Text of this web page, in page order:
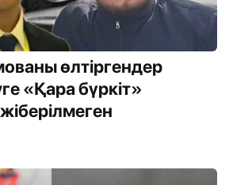
өлтіргендер
«Қара бүркіт»